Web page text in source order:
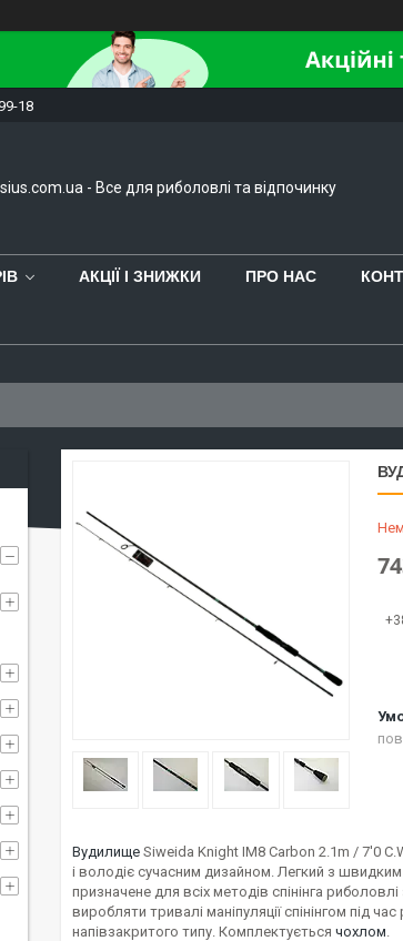
18
- Все для риболовлі та відпочинку
АКЦІЇ І ЗНИЖКИ ПРО НАС
Вудилище Siweida Knight IM8 Carbon 2.1m / 7'0
і володіє сучасним дизайном. Легкий з
призначене для всіх методів спінінга
виробляти тривалі маніпуляції спінінгом під
напівзакритого типу. Комплектується чохлом.